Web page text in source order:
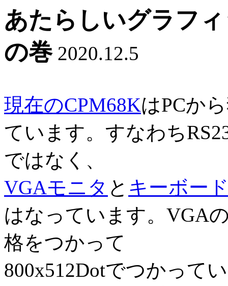
あたらしいグラフ
の巻2020.12.5
現在のCPM68KはPCか
ています。すなわち
ではなく、
VGAモニタ と キーボー
はなっています。VGA
格をつかって
800x512Dotでつかって